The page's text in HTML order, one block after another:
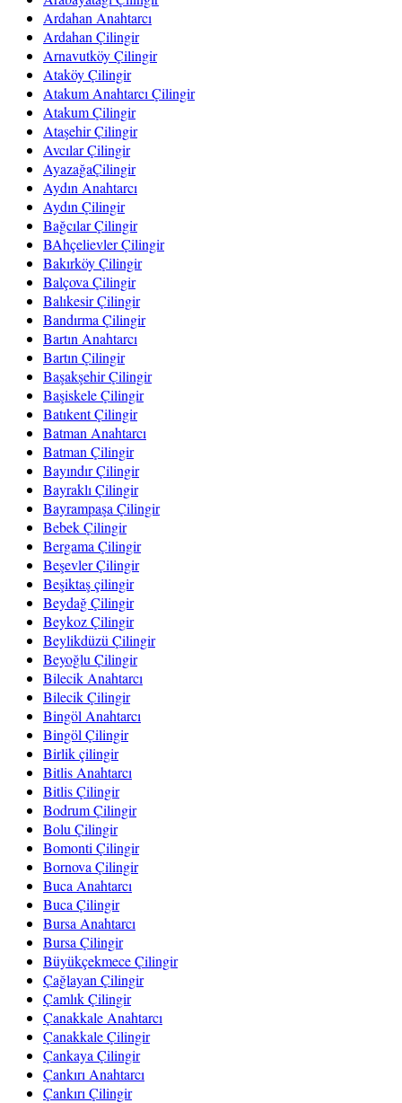
Ardahan Anahtarcı
Ardahan Çilingir
Arnavutköy Çilingir
Ataköy Çilingir
Atakum Anahtarcı Çilingir
Atakum Çilingir
Ataşehir Çilingir
Avcılar Çilingir
AyazağaÇilingir
Aydın Anahtarcı
Aydın Çilingir
Bağcılar Çilingir
BAhçelievler Çilingir
Bakırköy Çilingir
Balçova Çilingir
Balıkesir Çilingir
Bandırma Çilingir
Bartın Anahtarcı
Bartın Çilingir
Başakşehir Çilingir
Başiskele Çilingir
Batıkent Çilingir
Batman Anahtarcı
Batman Çilingir
Bayındır Çilingir
Bayraklı Çilingir
Bayrampaşa Çilingir
Bebek Çilingir
Bergama Çilingir
Beşevler Çilingir
Beşiktaş çilingir
Beydağ Çilingir
Beykoz Çilingir
Beylikdüzü Çilingir
Beyoğlu Çilingir
Bilecik Anahtarcı
Bilecik Çilingir
Bingöl Anahtarcı
Bingöl Çilingir
Birlik çilingir
Bitlis Anahtarcı
Bitlis Çilingir
Bodrum Çilingir
Bolu Çilingir
Bomonti Çilingir
Bornova Çilingir
Buca Anahtarcı
Buca Çilingir
Bursa Anahtarcı
Bursa Çilingir
Büyükçekmece Çilingir
Çağlayan Çilingir
Çamlık Çilingir
Çanakkale Anahtarcı
Çanakkale Çilingir
Çankaya Çilingir
Çankırı Anahtarcı
Çankırı Çilingir